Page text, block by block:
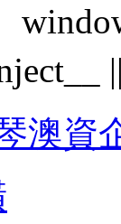
澳資